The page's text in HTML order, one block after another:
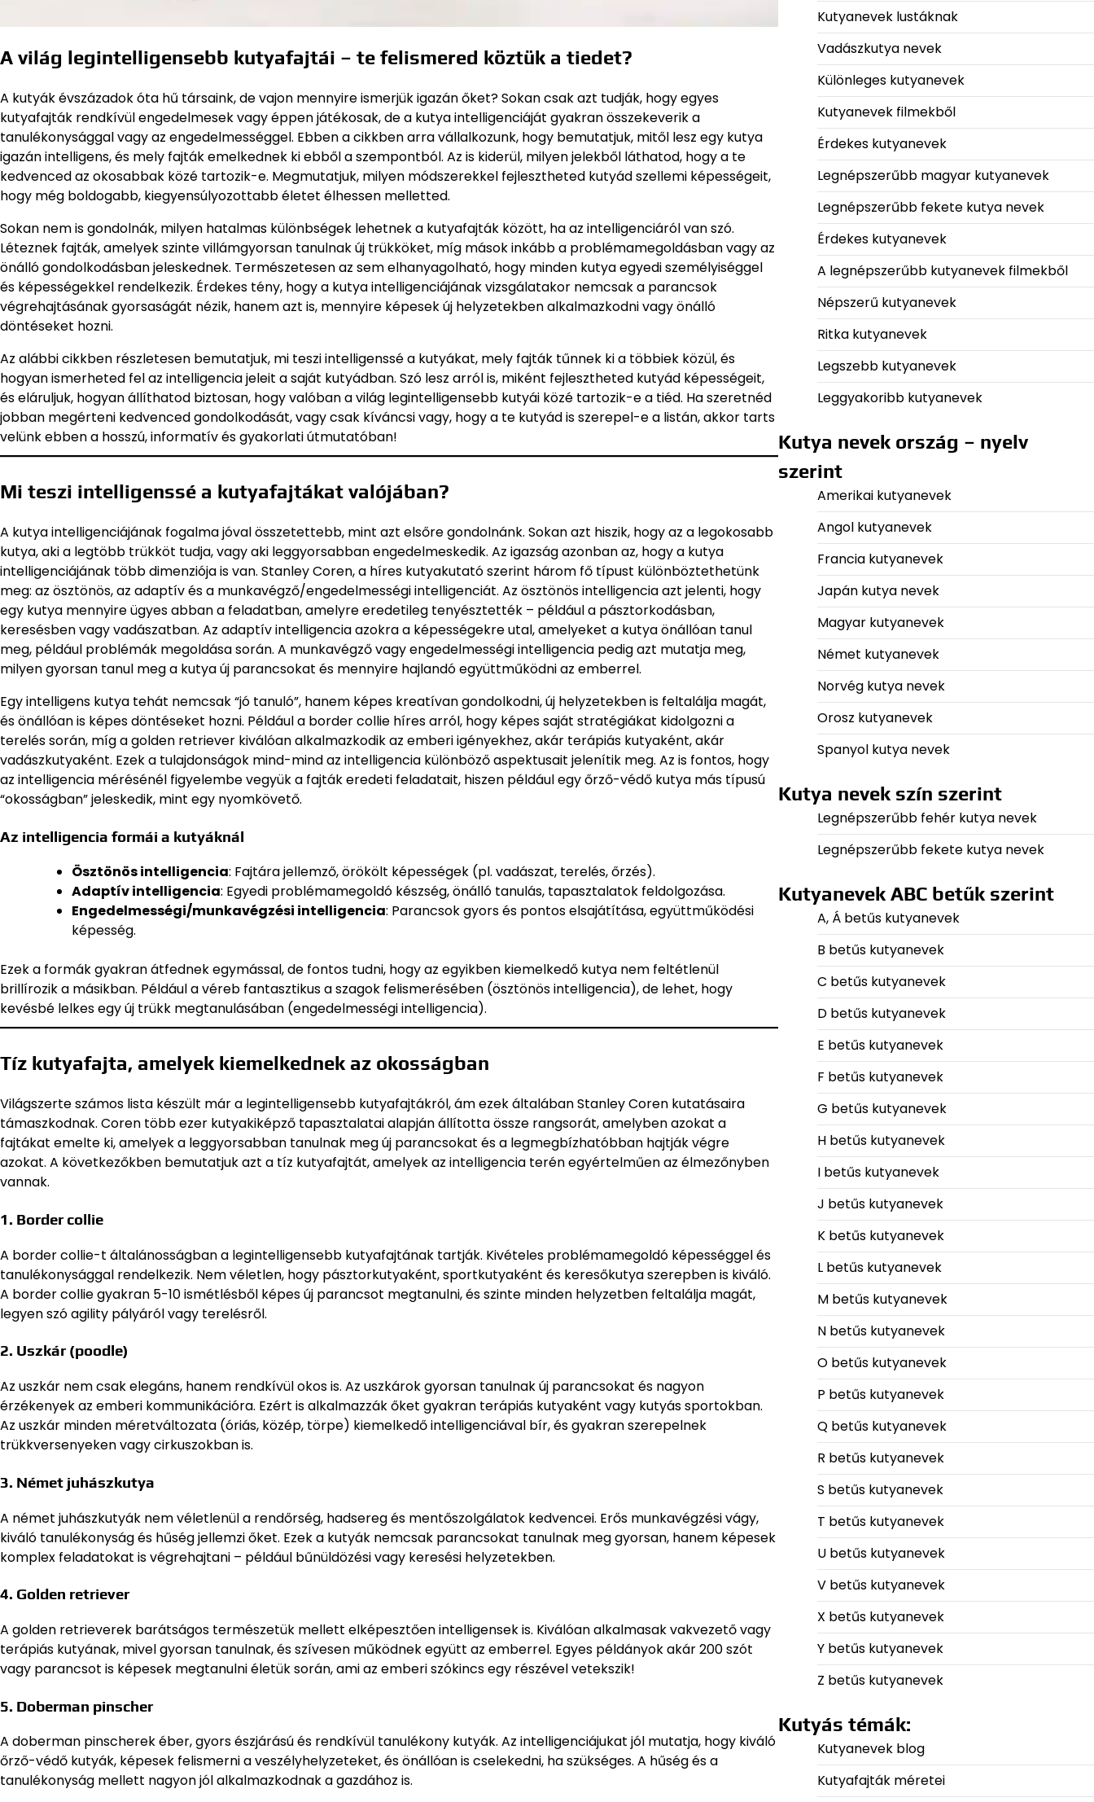
A világ legintelligensebb kutyafajtái – te felismered köztük a tiedet?
A kutyák évszázadok óta hű társaink, de vajon mennyire ismerjük igazán őket? Sokan csak azt tudják, hogy egyes
kutyafajták rendkívül engedelmesek vagy éppen játékosak, de a kutya intelligenciáját gyakran összekeverik a
tanulékonysággal vagy az engedelmességgel. Ebben a cikkben arra vállalkozunk, hogy bemutatjuk, mitől lesz egy kutya
igazán intelligens, és mely fajták emelkednek ki ebből a szempontból. Az is kiderül, milyen jelekből láthatod, hogy a te
kedvenced az okosabbak közé tartozik-e. Megmutatjuk, milyen módszerekkel fejlesztheted kutyád szellemi képességeit,
hogy még boldogabb, kiegyensúlyozottabb életet élhessen melletted.
Sokan nem is gondolnák, milyen hatalmas különbségek lehetnek a kutyafajták között, ha az intelligenciáról van szó.
Léteznek fajták, amelyek szinte villámgyorsan tanulnak új trükköket, míg mások inkább a problémamegoldásban vagy az
önálló gondolkodásban jeleskednek. Természetesen az sem elhanyagolható, hogy minden kutya egyedi személyiséggel
és képességekkel rendelkezik. Érdekes tény, hogy a kutya intelligenciájának vizsgálatakor nemcsak a parancsok
végrehajtásának gyorsaságát nézik, hanem azt is, mennyire képesek új helyzetekben alkalmazkodni vagy önálló
döntéseket hozni.
Az alábbi cikkben részletesen bemutatjuk, mi teszi intelligenssé a kutyákat, mely fajták tűnnek ki a többiek közül, és
hogyan ismerheted fel az intelligencia jeleit a saját kutyádban. Szó lesz arról is, miként fejlesztheted kutyád képességeit,
és eláruljuk, hogyan állíthatod biztosan, hogy valóban a világ legintelligensebb kutyái közé tartozik-e a tiéd. Ha szeretnéd
jobban megérteni kedvenced gondolkodását, vagy csak kíváncsi vagy, hogy a te kutyád is szerepel-e a listán, akkor tarts
velünk ebben a hosszú, informatív és gyakorlati útmutatóban!
Mi teszi intelligenssé a kutyafajtákat valójában?
A kutya intelligenciájának fogalma jóval összetettebb, mint azt elsőre gondolnánk. Sokan azt hiszik, hogy az a legokosabb
kutya, aki a legtöbb trükköt tudja, vagy aki leggyorsabban engedelmeskedik. Az igazság azonban az, hogy a kutya
intelligenciájának több dimenziója is van. Stanley Coren, a híres kutyakutató szerint három fő típust különböztethetünk
meg: az ösztönös, az adaptív és a munkavégző/engedelmességi intelligenciát. Az ösztönös intelligencia azt jelenti, hogy
egy kutya mennyire ügyes abban a feladatban, amelyre eredetileg tenyésztették – például a pásztorkodásban,
keresésben vagy vadászatban. Az adaptív intelligencia azokra a képességekre utal, amelyeket a kutya önállóan tanul
meg, például problémák megoldása során. A munkavégző vagy engedelmességi intelligencia pedig azt mutatja meg,
milyen gyorsan tanul meg a kutya új parancsokat és mennyire hajlandó együttműködni az emberrel.
Egy intelligens kutya tehát nemcsak “jó tanuló”, hanem képes kreatívan gondolkodni, új helyzetekben is feltalálja magát,
és önállóan is képes döntéseket hozni. Például a border collie híres arról, hogy képes saját stratégiákat kidolgozni a
terelés során, míg a golden retriever kiválóan alkalmazkodik az emberi igényekhez, akár terápiás kutyaként, akár
vadászkutyaként. Ezek a tulajdonságok mind-mind az intelligencia különböző aspektusait jelenítik meg. Az is fontos, hogy
az intelligencia mérésénél figyelembe vegyük a fajták eredeti feladatait, hiszen például egy őrző-védő kutya más típusú
“okosságban” jeleskedik, mint egy nyomkövető.
Az intelligencia formái a kutyáknál
Ösztönös intelligencia: Fajtára jellemző, örökölt képességek (pl. vadászat, terelés, őrzés).
Adaptív intelligencia: Egyedi problémamegoldó készség, önálló tanulás, tapasztalatok feldolgozása.
Engedelmességi/munkavégzési intelligencia: Parancsok gyors és pontos elsajátítása, együttműködési
képesség.
Ezek a formák gyakran átfednek egymással, de fontos tudni, hogy az egyikben kiemelkedő kutya nem feltétlenül
brillírozik a másikban. Például a véreb fantasztikus a szagok felismerésében (ösztönös intelligencia), de lehet, hogy
kevésbé lelkes egy új trükk megtanulásában (engedelmességi intelligencia).
Tíz kutyafajta, amelyek kiemelkednek az okosságban
Világszerte számos lista készült már a legintelligensebb kutyafajtákról, ám ezek általában Stanley Coren kutatásaira
támaszkodnak. Coren több ezer kutyakiképző tapasztalatai alapján állította össze rangsorát, amelyben azokat a
fajtákat emelte ki, amelyek a leggyorsabban tanulnak meg új parancsokat és a legmegbízhatóbban hajtják végre
azokat. A következőkben bemutatjuk azt a tíz kutyafajtát, amelyek az intelligencia terén egyértelműen az élmezőnyben
vannak.
1. Border collie
A border collie-t általánosságban a legintelligensebb kutyafajtának tartják. Kivételes problémamegoldó képességgel és
tanulékonysággal rendelkezik. Nem véletlen, hogy pásztorkutyaként, sportkutyaként és keresőkutya szerepben is kiváló.
A border collie gyakran 5-10 ismétlésből képes új parancsot megtanulni, és szinte minden helyzetben feltalálja magát,
legyen szó agility pályáról vagy terelésről.
2. Uszkár (poodle)
Az uszkár nem csak elegáns, hanem rendkívül okos is. Az uszkárok gyorsan tanulnak új parancsokat és nagyon
érzékenyek az emberi kommunikációra. Ezért is alkalmazzák őket gyakran terápiás kutyaként vagy kutyás sportokban.
Az uszkár minden méretváltozata (óriás, közép, törpe) kiemelkedő intelligenciával bír, és gyakran szerepelnek
trükkversenyeken vagy cirkuszokban is.
3. Német juhászkutya
A német juhászkutyák nem véletlenül a rendőrség, hadsereg és mentőszolgálatok kedvencei. Erős munkavégzési vágy,
kiváló tanulékonyság és hűség jellemzi őket. Ezek a kutyák nemcsak parancsokat tanulnak meg gyorsan, hanem képesek
komplex feladatokat is végrehajtani – például bűnüldözési vagy keresési helyzetekben.
4. Golden retriever
A golden retrieverek barátságos természetük mellett elképesztően intelligensek is. Kiválóan alkalmasak vakvezető vagy
terápiás kutyának, mivel gyorsan tanulnak, és szívesen működnek együtt az emberrel. Egyes példányok akár 200 szót
vagy parancsot is képesek megtanulni életük során, ami az emberi szókincs egy részével vetekszik!
5. Doberman pinscher
A doberman pinscherek éber, gyors észjárású és rendkívül tanulékony kutyák. Az intelligenciájukat jól mutatja, hogy kiváló
őrző-védő kutyák, képesek felismerni a veszélyhelyzeteket, és önállóan is cselekedni, ha szükséges. A hűség és a
tanulékonyság mellett nagyon jól alkalmazkodnak a gazdához is.
Kutyanevek lustáknak
Vadászkutya nevek
Különleges kutyanevek
Kutyanevek filmekből
Érdekes kutyanevek
Legnépszerűbb magyar kutyanevek
Legnépszerűbb fekete kutya nevek
Érdekes kutyanevek
A legnépszerűbb kutyanevek filmekből
Népszerű kutyanevek
Ritka kutyanevek
Legszebb kutyanevek
Leggyakoribb kutyanevek
Kutya nevek ország – nyelv
szerint
Amerikai kutyanevek
Angol kutyanevek
Francia kutyanevek
Japán kutya nevek
Magyar kutyanevek
Német kutyanevek
Norvég kutya nevek
Orosz kutyanevek
Spanyol kutya nevek
Kutya nevek szín szerint
Legnépszerűbb fehér kutya nevek
Legnépszerűbb fekete kutya nevek
Kutyanevek ABC betűk szerint
A, Á betűs kutyanevek
B betűs kutyanevek
C betűs kutyanevek
D betűs kutyanevek
E betűs kutyanevek
F betűs kutyanevek
G betűs kutyanevek
H betűs kutyanevek
I betűs kutyanevek
J betűs kutyanevek
K betűs kutyanevek
L betűs kutyanevek
M betűs kutyanevek
N betűs kutyanevek
O betűs kutyanevek
P betűs kutyanevek
Q betűs kutyanevek
R betűs kutyanevek
S betűs kutyanevek
T betűs kutyanevek
U betűs kutyanevek
V betűs kutyanevek
X betűs kutyanevek
Y betűs kutyanevek
Z betűs kutyanevek
Kutyás témák:
Kutyanevek blog
Kutyafajták méretei